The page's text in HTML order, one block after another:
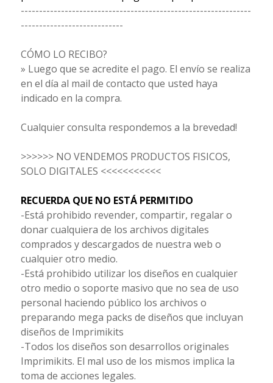
---------------------------------------------------------------
----------------------------
CÓMO LO RECIBO?
» Luego que se acredite el pago. El envío se realiza
en el día al mail de contacto que usted haya
indicado en la compra.
Cualquier consulta respondemos a la brevedad!
>>>>>> NO VENDEMOS PRODUCTOS FISICOS,
SOLO DIGITALES <<<<<<<<<<<
RECUERDA QUE NO ESTÁ PERMITIDO
-Está prohibido revender, compartir, regalar o
donar cualquiera de los archivos digitales
comprados y descargados de nuestra web o
cualquier otro medio.
-Está prohibido utilizar los diseños en cualquier
otro medio o soporte masivo que no sea de uso
personal haciendo público los archivos o
preparando mega packs de diseños que incluyan
diseños de Imprimikits
-Todos los diseños son desarrollos originales
Imprimikits. El mal uso de los mismos implica la
toma de acciones legales.